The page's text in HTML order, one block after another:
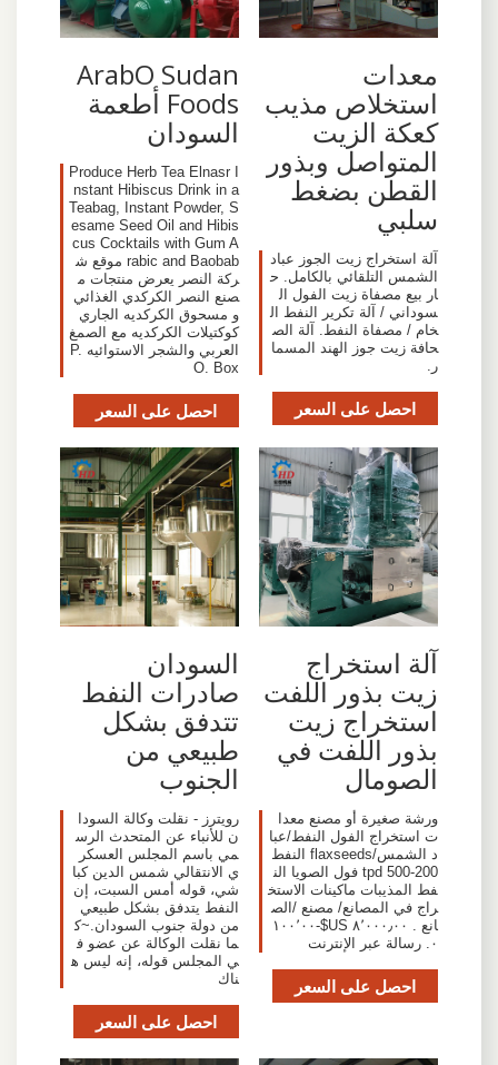
معدات
استخلاص مذيب
كعكة الزيت
المتواصل وبذور
القطن بضغط
سلبي
آلة استخراج زيت الجوز عباد
الشمس التلقائي بالكامل. ح
ار بيع مصفاة زيت الفول ال
سوداني / آلة تكرير النفط ال
خام / مصفاة النفط. آلة الص
حافة زيت جوز الهند المسما
ر.
احصل على السعر
ArabO Sudan
Foods أطعمة
السودان
Produce Herb Tea Elnasr I
nstant Hibiscus Drink in a
Teabag, Instant Powder, S
esame Seed Oil and Hibis
cus Cocktails with Gum A
rabic and Baobab موقع ش
ركة النصر يعرض منتجات م
صنع النصر الكركدي الغذائي
و مسحوق الكركديه الجاري
كوكتيلات الكركديه مع الصمغ
العربي والشجر الاستوائيه P.
O. Box
احصل على السعر
آلة استخراج
زيت بذور اللفت
استخراج زيت
بذور اللفت في
الصومال
ورشة صغيرة أو مصنع معدا
ت استخراج الفول النفط/عبا
د الشمس/flaxseeds النفط
200-500 tpd فول الصويا الن
فط المذيبات ماكينات الاستخ
راج في المصانع/ مصنع /الص
انع . ٨٬٠٠٠٫٠٠ US$-١٠٠٬٠٠
٠. رسالة عبر الإنترنت
احصل على السعر
السودان
صادرات النفط
تتدفق بشكل
طبيعي من
الجنوب
رويترز - نقلت وكالة السودا
ن للأنباء عن المتحدث الرس
مي باسم المجلس العسكر
ي الانتقالي شمس الدين كبا
شي، قوله أمس السبت، إن
النفط يتدفق بشكل طبيعي
من دولة جنوب السودان.~ك
ما نقلت الوكالة عن عضو ف
ي المجلس قوله، إنه ليس ه
ناك
احصل على السعر